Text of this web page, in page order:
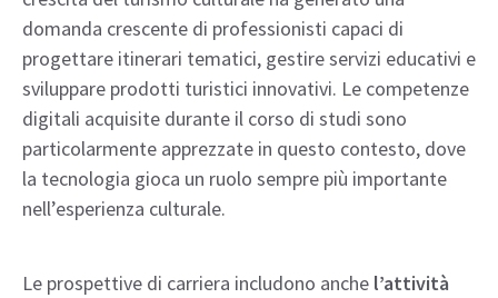
domanda crescente di professionisti capaci di
progettare itinerari tematici, gestire servizi educativi e
sviluppare prodotti turistici innovativi. Le competenze
digitali acquisite durante il corso di studi sono
particolarmente apprezzate in questo contesto, dove
la tecnologia gioca un ruolo sempre più importante
nell’esperienza culturale.
Le prospettive di carriera includono anche l’attività